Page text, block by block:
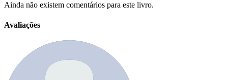
Ainda não existem comentários para este livro.
Avaliações